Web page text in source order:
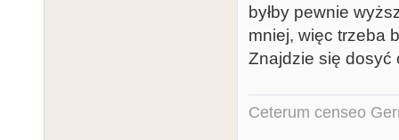
byłby pewnie
mniej, więc trzeba
Znajdzie się dosyć
Ceterum censeo